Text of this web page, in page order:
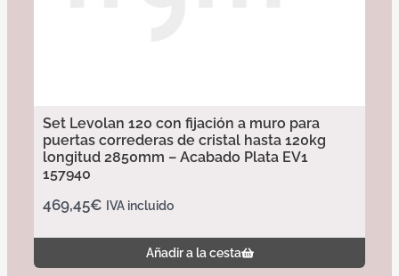
Set Levolan 120 con fijación a muro para
puertas correderas de cristal hasta 120kg
longitud 2850mm – Acabado Plata EV1
157940
469,45€ IVA incluido
Añadir a la cesta